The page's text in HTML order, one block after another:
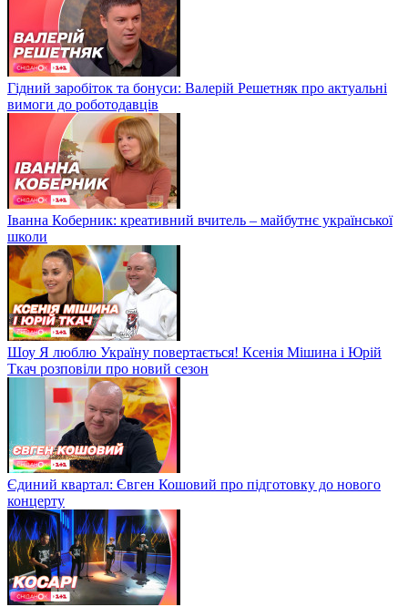
Гідний заробіток та бонуси: Валерій Решетняк про актуальні
вимоги до роботодавців
Іванна Коберник: креативний вчитель – майбутнє української
школи
Шоу Я люблю Україну повертається! Ксенія Мішина і Юрій
Ткач розповіли про новий сезон
Єдиний квартал: Євген Кошовий про підготовку до нового
концерту